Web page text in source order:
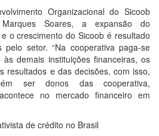
Organizacional do Sicoob
Marques Soares, a expansão do
o crescimento do Sicoob é resultado
pelo setor. “Na cooperativa paga-se
demais instituições financeiras, os
resultados e das decisões, com isso,
ser donos das cooperativa,
no mercado financeiro em
de crédito no Brasil